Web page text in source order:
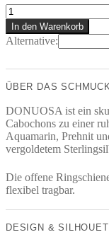
DONUOSA
Ring
Menge
In den Warenkorb
Alternative:
ÜBER DAS
DONUOSA ist ein
Cabochons zu einer
Aquamarin, Prehnit
vergoldetem
Die offene
flexibel tragbar.
DESIGN &